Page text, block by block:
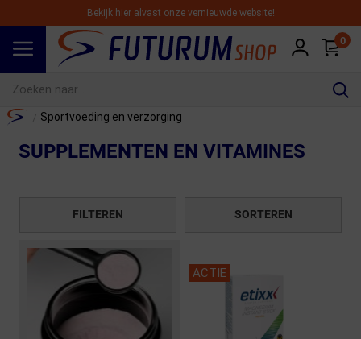
Bekijk hier alvast onze vernieuwde website!
0
Home Sportvoeding en verzorging
SUPPLEMENTEN EN VITAMINES
FILTEREN SORTEREN
ACTIE